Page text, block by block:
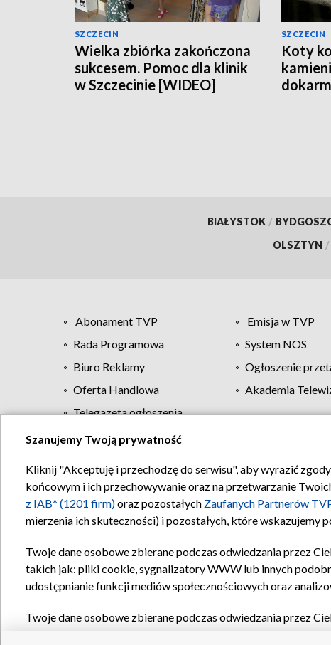
SZCZECIN
Wielka zbiórka zakończona
sukcesem. Pomoc dla klinik
w Szczecinie [WIDEO]
SZCZECIN
Koty
BIAŁYSTOK /
OLSZTYN /
Abonament TVP Emisja w TVP
Rada Programowa
System NOS
Biuro Reklamy
Ogłoszenie
Oferta Handlowa
Akademia
Telegazeta ogłoszenia
Regulamin TVP
Szanujemy Twoją prywatność
Kliknij "Akceptuję i przechodzę do serwisu", aby wyrazić
końcowym i ich przechowywanie oraz na przetwarzanie
z IAB* (1201 firm)oraz pozostałych Zaufanych Partnerów
mierzenia ich skuteczności) i pozostałych, które wskazujemy
Twoje dane osobowe zbierane podczas odwiedzania przez
takich jak: pliki cookie, sygnalizatory WWW lub innych
udostępnianie funkcji mediów społecznościowych oraz
Twoje dane osobowe zbierane podczas odwiedzania przez